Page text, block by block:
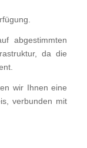
abgestimmten
da die
wir Ihnen eine
verbunden mit